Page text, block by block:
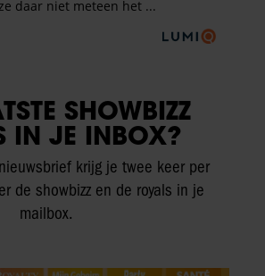
SHOWBIZZ
IN JE INBOX?
krijg je twee keer per
de showbizz en de royals in je
mailbox.